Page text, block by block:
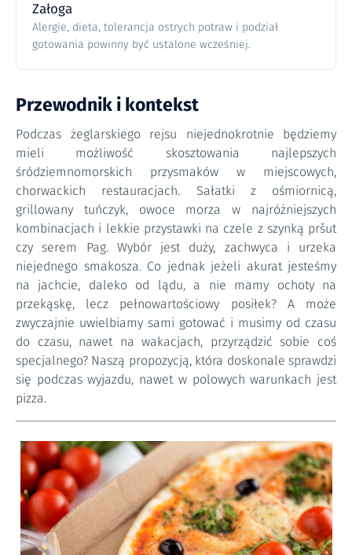
Załoga
Alergie, dieta, tolerancja ostrych potraw i podział
gotowania powinny być ustalone wcześniej.
Przewodnik i kontekst
Podczas żeglarskiego rejsu niejednokrotnie będziemy
mieli możliwość skosztowania najlepszych
śródziemnomorskich przysmaków w miejscowych,
chorwackich restauracjach. Sałatki z ośmiornicą,
grillowany tuńczyk, owoce morza w najróżniejszych
kombinacjach i lekkie przystawki na czele z szynką pršut
czy serem Pag. Wybór jest duży, zachwyca i urzeka
niejednego smakosza. Co jednak jeżeli akurat jesteśmy
na jachcie, daleko od lądu, a nie mamy ochoty na
przekąskę, lecz pełnowartościowy posiłek? A może
zwyczajnie uwielbiamy sami gotować i musimy od czasu
do czasu, nawet na wakacjach, przyrządzić sobie coś
specjalnego? Naszą propozycją, która doskonale sprawdzi
się podczas wyjazdu, nawet w polowych warunkach jest
pizza.